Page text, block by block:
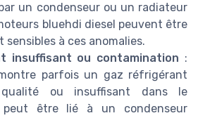
un condenseur ou un radiateur
bluehdi diesel peuvent être
à ces anomalies.
insuffisant ou contamination :
parfois un gaz réfrigérant
ou insuffisant dans le
peut être lié à un condenseur